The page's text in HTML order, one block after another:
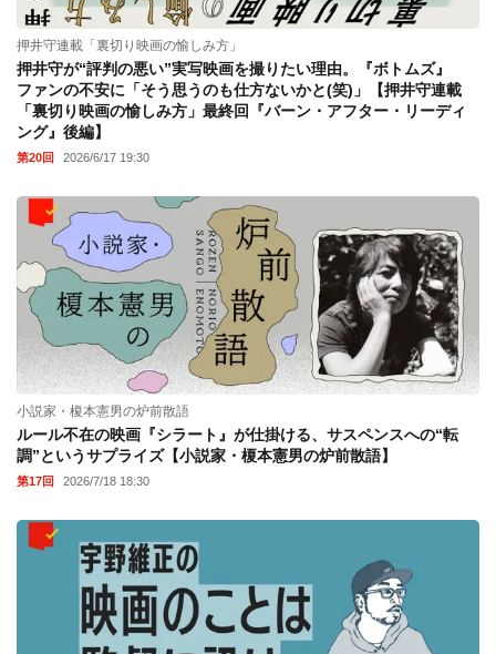
押井守連載「裏切り映画の愉しみ方」
押井守が“評判の悪い”実写映画を撮りたい理由。『ボトムズ』
ファンの不安に「そう思うのも仕方ないかと(笑)」【押井守連載
「裏切り映画の愉しみ方」最終回『バーン・アフター・リーディ
ング』後編】
第20回 2026/6/17 19:30
小説家・榎本憲男の炉前散語
ルール不在の映画『シラート』が仕掛ける、サスペンスへの“転
調”というサプライズ【小説家・榎本憲男の炉前散語】
第17回 2026/7/18 18:30